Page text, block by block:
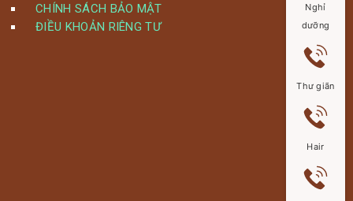
CHÍNH SÁCH BẢO MẬT
ĐIỀU KHOẢN RIÊNG TƯ
Nghỉ
dưỡng
Thư giãn
Hair